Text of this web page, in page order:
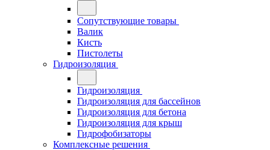
Сопутствующие товары
Валик
Кисть
Пистолеты
Гидроизоляция
Гидроизоляция
Гидроизоляция для бассейнов
Гидроизоляция для бетона
Гидроизоляция для крыш
Гидрофобизаторы
Комплексные решения